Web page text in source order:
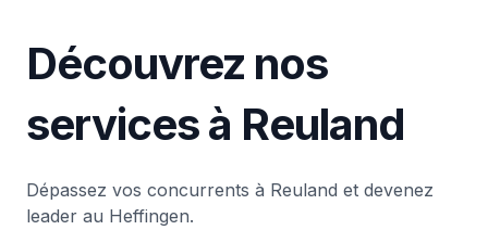
Découvrez nos
services à Reuland
Dépassez vos concurrents à Reuland et devenez
leader au Heffingen.